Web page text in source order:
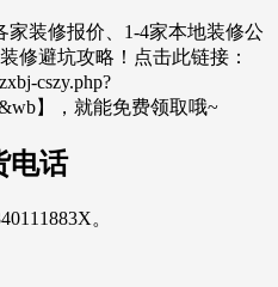
家装修报价、1-4家本地装修公
修避坑攻略！点击此链接：
cszy.php?
】，就能免费领取哦~
电话
。